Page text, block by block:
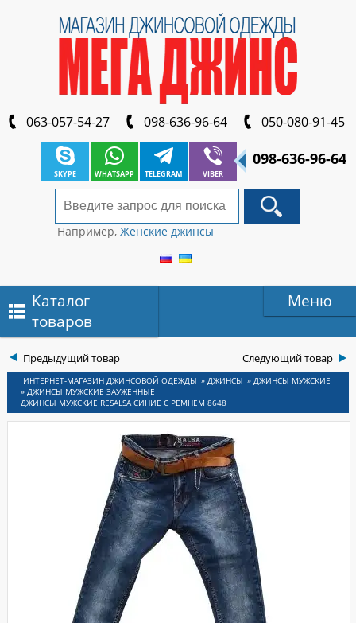
063-057-54-27 098-636-96-64 050-080-91-45
SKYPE WHATSAPP TELEGRAM VIBER
098-636-96-64
Например,Женские джинсы
Меню
Каталог
товаров
Предыдущий товар Следующий товар
» ДЖИНСЫ » ДЖИНСЫ МУЖСКИЕ
» ДЖИНСЫ МУЖСКИЕ ЗАУЖЕННЫЕ
ДЖИНСЫ МУЖСКИЕ RESALSA СИНИЕ С РЕМНЕМ 8648